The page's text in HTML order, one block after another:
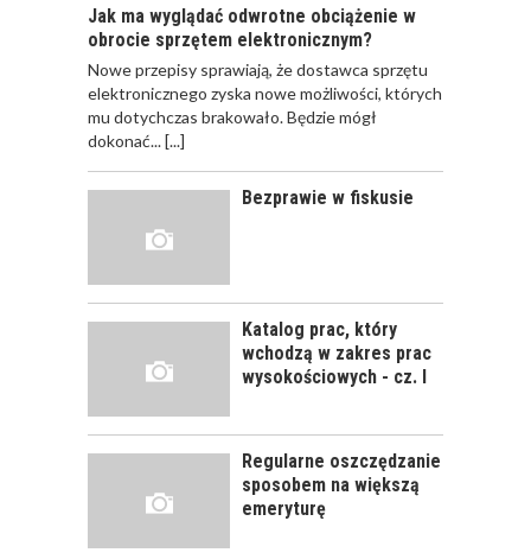
JAK POWINNO
WYGLĄDAĆ
PRAWIDŁOWE
PRACOWNIKÓW?
CZĘŚĆ PIERWSZA!
WYGLĄDAĆ
PRAWIDŁOWE
SZKOLENIE
PRACOWNIKÓW?
ROZWÓJ
PRACOWNIKA - JAK O
NIEGO DBAĆ?
Jak ma wyglądać odwrotne obciążenie w
obrocie sprzętem elektronicznym?
Nowe przepisy sprawiają, że dostawca sprzętu
elektronicznego zyska nowe możliwości, których
mu dotychczas brakowało. Będzie mógł
dokonać...[...]
Bezprawie w fiskusie
Katalog prac, który
wchodzą w zakres prac
wysokościowych - cz. I
Regularne oszczędzanie
sposobem na większą
emeryturę